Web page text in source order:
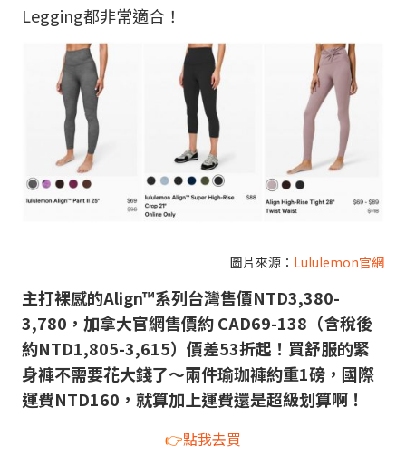
Legging都非常適合！
圖片來源： Lululemon官網
主打裸感的Align™系列台灣售價NTD3,380-
3,780，加拿大官網售價約 CAD69-138（含稅後
約NTD1,805-3,615）價差53折起！買舒服的緊
身褲不需要花大錢了～兩件瑜珈褲約重1磅，國際
運費NTD160，就算加上運費還是超級划算啊！
👉點我去買